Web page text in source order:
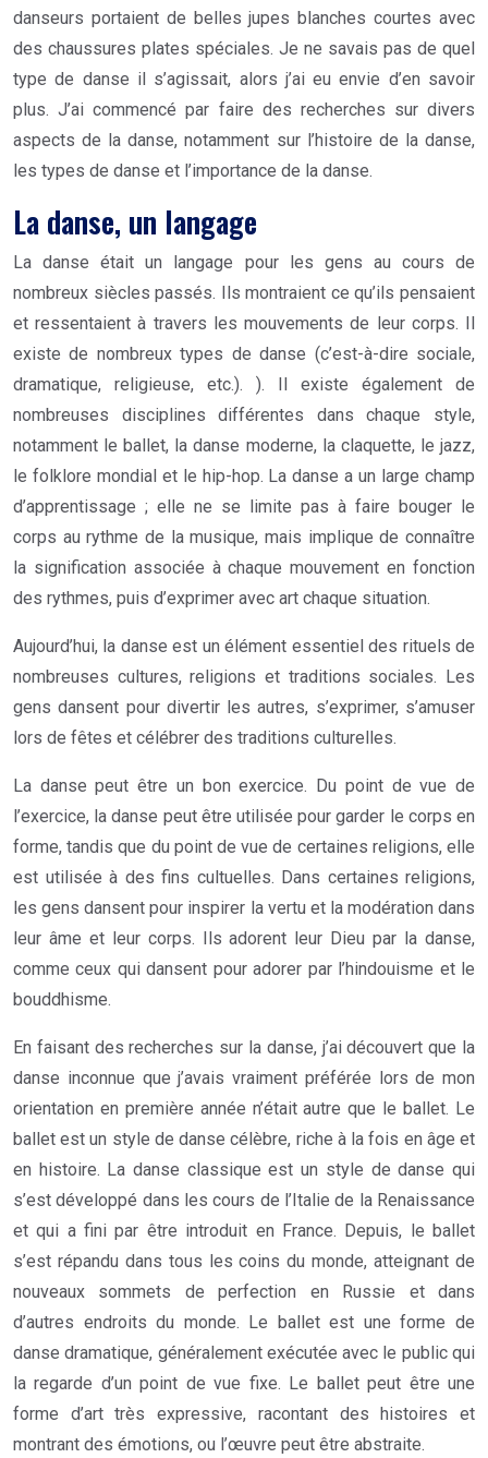
danseurs portaient de belles jupes blanches courtes avec
des chaussures plates spéciales. Je ne savais pas de quel
type de danse il s’agissait, alors j’ai eu envie d’en savoir
plus. J’ai commencé par faire des recherches sur divers
aspects de la danse, notamment sur l’histoire de la danse,
les types de danse et l’importance de la danse.
La danse, un langage
La danse était un langage pour les gens au cours de
nombreux siècles passés. Ils montraient ce qu’ils pensaient
et ressentaient à travers les mouvements de leur corps. Il
existe de nombreux types de danse (c’est-à-dire sociale,
dramatique, religieuse, etc.). ). Il existe également de
nombreuses disciplines différentes dans chaque style,
notamment le ballet, la danse moderne, la claquette, le jazz,
le folklore mondial et le hip-hop. La danse a un large champ
d’apprentissage ; elle ne se limite pas à faire bouger le
corps au rythme de la musique, mais implique de connaître
la signification associée à chaque mouvement en fonction
des rythmes, puis d’exprimer avec art chaque situation.
Aujourd’hui, la danse est un élément essentiel des rituels de
nombreuses cultures, religions et traditions sociales. Les
gens dansent pour divertir les autres, s’exprimer, s’amuser
lors de fêtes et célébrer des traditions culturelles.
La danse peut être un bon exercice. Du point de vue de
l’exercice, la danse peut être utilisée pour garder le corps en
forme, tandis que du point de vue de certaines religions, elle
est utilisée à des fins cultuelles. Dans certaines religions,
les gens dansent pour inspirer la vertu et la modération dans
leur âme et leur corps. Ils adorent leur Dieu par la danse,
comme ceux qui dansent pour adorer par l’hindouisme et le
bouddhisme.
En faisant des recherches sur la danse, j’ai découvert que la
danse inconnue que j’avais vraiment préférée lors de mon
orientation en première année n’était autre que le ballet. Le
ballet est un style de danse célèbre, riche à la fois en âge et
en histoire. La danse classique est un style de danse qui
s’est développé dans les cours de l’Italie de la Renaissance
et qui a fini par être introduit en France. Depuis, le ballet
s’est répandu dans tous les coins du monde, atteignant de
nouveaux sommets de perfection en Russie et dans
d’autres endroits du monde. Le ballet est une forme de
danse dramatique, généralement exécutée avec le public qui
la regarde d’un point de vue fixe. Le ballet peut être une
forme d’art très expressive, racontant des histoires et
montrant des émotions, ou l’œuvre peut être abstraite.